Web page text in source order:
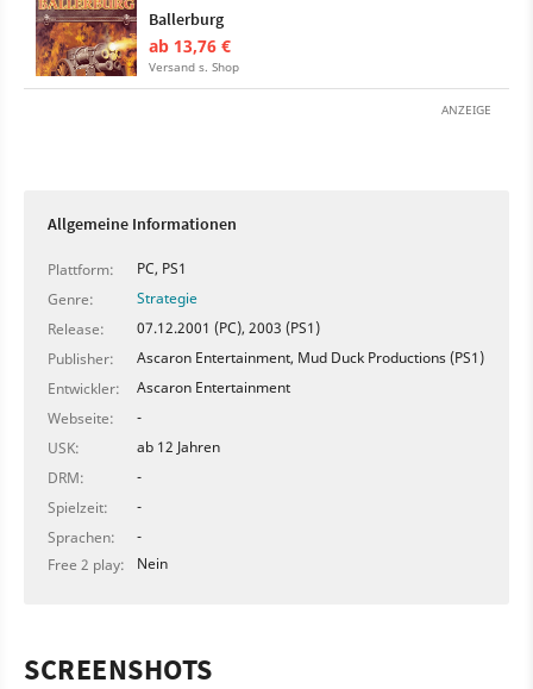
Ballerburg
ab 13,76 €
Versand s. Shop
ANZEIGE
Allgemeine Informationen
Plattform:
PC, PS1
Genre:
Strategie
Release:
07.12.2001 (PC), 2003 (PS1)
Publisher:
Ascaron Entertainment, Mud Duck Productions (PS1)
Entwickler:
Ascaron Entertainment
Webseite:
-
USK:
ab 12 Jahren
DRM:
-
Spielzeit:
-
Sprachen:
-
Free 2 play:
Nein
SCREENSHOTS